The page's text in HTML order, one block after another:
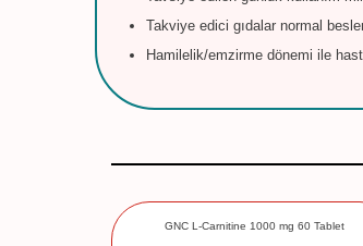
Takviye edici gıdalar normal
Hamilelik/emzirme dönemi ile
GNC L-Carnitine 1000 mg 60 Tablet